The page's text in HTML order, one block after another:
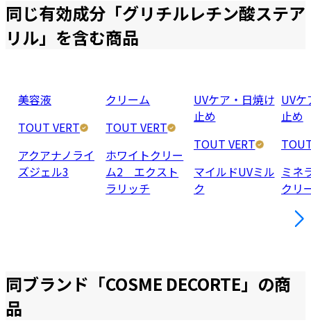
同じ有効成分「グリチルレチン酸ステア
リル」を含む商品
美容液
TOUT VERT
アクアナノライ
ズジェル3
クリーム
TOUT VERT
ホワイトクリー
ム2 エクスト
ラリッチ
UVケア・日焼け
止め
TOUT VERT
マイルドUVミル
ク
UV
止め
ミネ
クリ
同ブランド「COSME DECORTE」の商
品